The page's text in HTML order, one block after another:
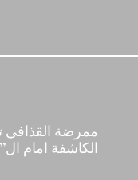
ممرضة القذافي
الكاشفة امام